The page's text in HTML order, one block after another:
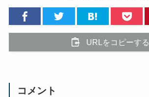
URLをコピーする
コメント